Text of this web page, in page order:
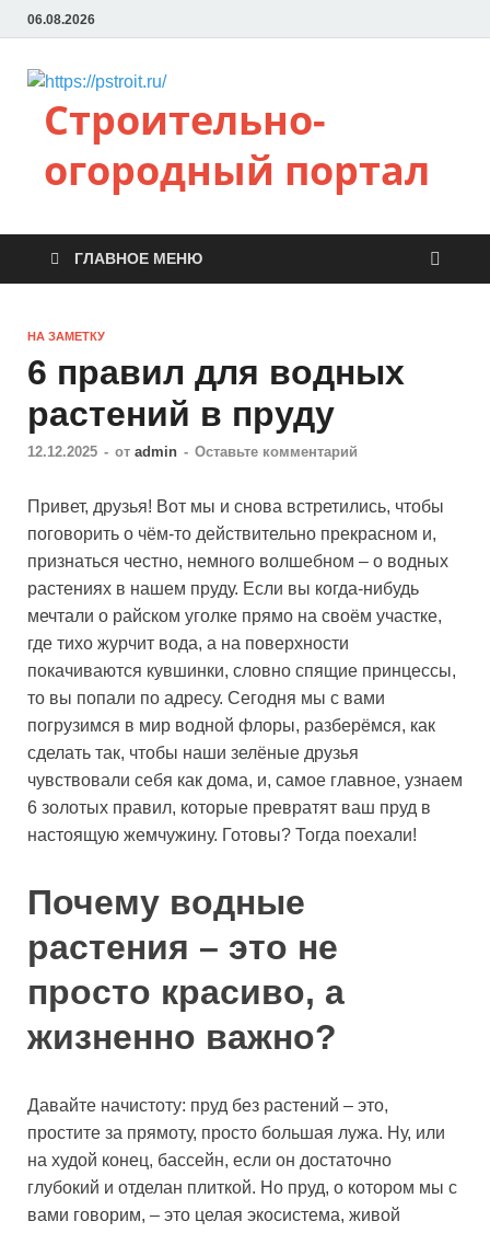
06.08.2026
Строительно-
огородный портал
ГЛАВНОЕ МЕНЮ
НА ЗАМЕТКУ
6 правил для водных
растений в пруду
12.12.2025 - от admin - Оставьте комментарий
Привет, друзья! Вот мы и снова встретились, чтобы
поговорить о чём-то действительно прекрасном и,
признаться честно, немного волшебном – о водных
растениях в нашем пруду. Если вы когда-нибудь
мечтали о райском уголке прямо на своём участке,
где тихо журчит вода, а на поверхности
покачиваются кувшинки, словно спящие принцессы,
то вы попали по адресу. Сегодня мы с вами
погрузимся в мир водной флоры, разберёмся, как
сделать так, чтобы наши зелёные друзья
чувствовали себя как дома, и, самое главное, узнаем
6 золотых правил, которые превратят ваш пруд в
настоящую жемчужину. Готовы? Тогда поехали!
Почему водные
растения – это не
просто красиво, а
жизненно важно?
Давайте начистоту: пруд без растений – это,
простите за прямоту, просто большая лужа. Ну, или
на худой конец, бассейн, если он достаточно
глубокий и отделан плиткой. Но пруд, о котором мы с
вами говорим, – это целая экосистема, живой